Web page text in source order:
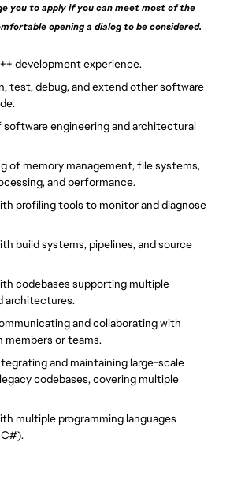
you to apply if you can meet most of the
opening a dialog to be considered.
development experience.
test, debug, and extend other software
software engineering and architectural
of memory management, file systems,
and performance.
profiling tools to monitor and diagnose
build systems, pipelines, and source
codebases supporting multiple
architectures.
and collaborating with
members or teams.
and maintaining large-scale
codebases, covering multiple
multiple programming languages
C#).